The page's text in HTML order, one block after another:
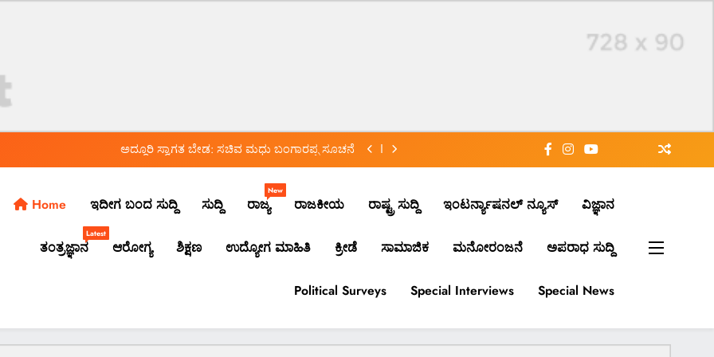
*ಯಾಕೆ ನಡೆದಿದೆ ದಾಳಿ? ಅಲ್ಲಿ ಸಿಕ್ಕಿದ್ದೇನು?*
ಅದ್ಧೂರಿ ಸ್ವಾಗತ ಬೇಡ: ಸಚಿವ ಮಧು ಬಂಗಾರಪ್ಪ ಸೂಚನೆ
*ಬ್ಯಾಂಕ್ ಸಿಬ್ಬಂದಿಯಿಂದಲೇ ನಕಲಿ ಚಿನ್ನ ಅಡವಿಟ್ಟು 1.5 ಕೋಟಿ ರೂ. ವಂಚನೆ!*
*ಡಾಕ್ಟರ್ ಸರ್ಜಿ ಆತ್ಮವಿಮರ್ಶೆ ಮಾಡಿಕೊಳ್ಳಲಿ: ವೈ.ಎಚ್.ಎನ್.*
ಬಿಲ್ಡರ್ಸ್ ಅ್ಯಂಡ್ ಡೆವಲಪರ್ಸ್ ಕಚೇರಿ ಮೇಲೆ ತುಂಗಾನಗರ ಪೊಲೀಸರ ದಾಳಿ*
*ಯಾಕೆ ನಡೆದಿದೆ ದಾಳಿ? ಅಲ್ಲಿ ಸಿಕ್ಕಿದ್ದೇನು?*
ಅದ್ಧೂರಿ ಸ್ವಾಗತ ಬೇಡ: ಸಚಿವ ಮಧು ಬಂಗಾರಪ್ಪ ಸೂಚನೆ
*ಡಾಕ್ಟರ್ ಸರ್ಜಿ ಆತ್ಮವಿಮರ್ಶೆ ಮಾಡಿಕೊಳ್ಳಲಿ: ವೈ.ಎಚ್.ಎನ್.*
Home ಇದೀಗ ಬಂದ ಸುದ್ದಿ ಸುದ್ದಿ ರಾಜ್ಯ
New
ರಾಜಕೀಯ ರಾಷ್ಟ್ರ ಸುದ್ದಿ ಇಂಟರ್ನ್ಯಾಷನಲ್ ನ್ಯೂಸ್ ವಿಜ್ಞಾನ
ತಂತ್ರಜ್ಞಾನ
Latest
ಆರೋಗ್ಯ ಶಿಕ್ಷಣ ಉದ್ಯೋಗ ಮಾಹಿತಿ ಕ್ರೀಡೆ ಸಾಮಾಜಿಕ ಮನೋರಂಜನೆ ಅಪರಾಧ ಸುದ್ದಿ
Political Surveys Special Interviews Special News